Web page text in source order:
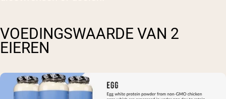
VOEDINGSWAARDE VAN 2
EIEREN